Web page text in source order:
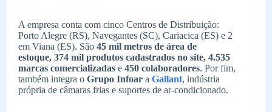
A empresa conta com cinco Centros de Distribuição:
Porto Alegre (RS), Navegantes (SC), Cariacica (ES) e 2
em Viana (ES). São 45 mil metros de área de
estoque, 374 mil produtos cadastrados no site, 4.535
marcas comercializadas e 450 colaboradores. Por fim,
também integra o Grupo Infoar a Gallant, indústria
própria de câmaras frias e suportes de ar-condicionado.